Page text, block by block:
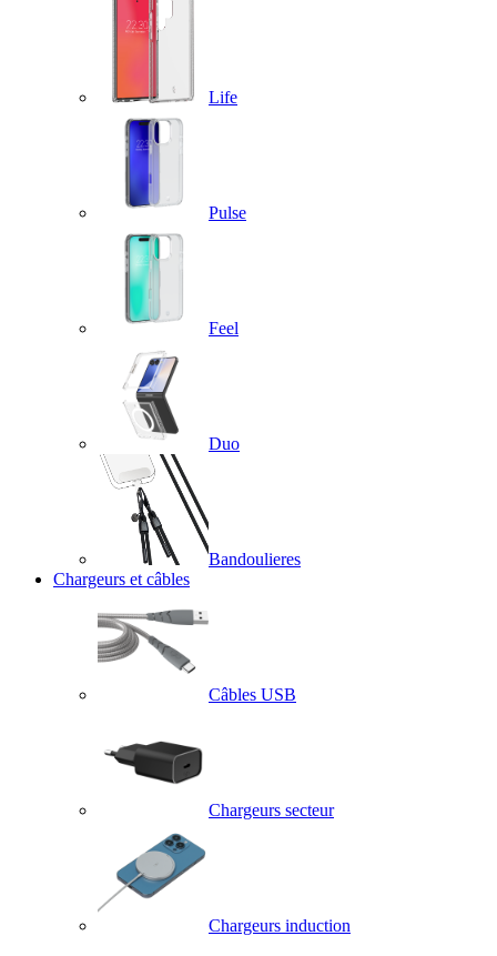
Life
Pulse
Feel
Duo
Bandoulieres
Chargeurs et câbles
Câbles USB
Chargeurs secteur
Chargeurs induction